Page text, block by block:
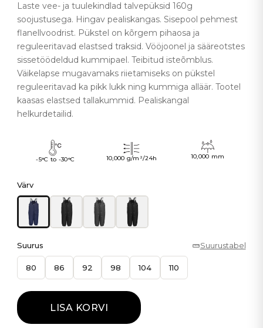
Laste vee- ja tuulekindlad talvepüksid 160g
soojustusega. Hingav pealiskangas. Sisepool pehmest
flanellvoodrist. Pükstel on kõrgem pihaosa ja
reguleeritavad elastsed traksid. Vööjoonel ja sääreotstes
sissetöödeldud kummipael. Teibitud isteõmblus.
Väikelapse mugavamaks riietamiseks on pükstel
reguleeritavad ka pikk lukk ning kummiga alläär. Tootel
kaasas elastsed tallakummid. Pealiskangal
helkurdetailid.
-5°C to -30°C 10,000 g/m²/24h 10,000 mm
Värv
Suurus Suurustabel
80 86 92 98 104 110
LISA KORVI